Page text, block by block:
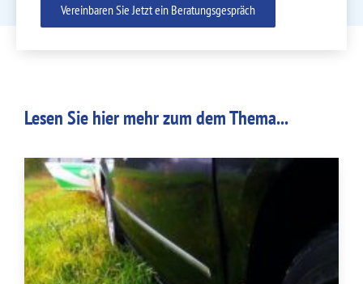
Vereinbaren Sie Jetzt ein Beratungsgespräch
Lesen Sie hier mehr zum dem Thema...